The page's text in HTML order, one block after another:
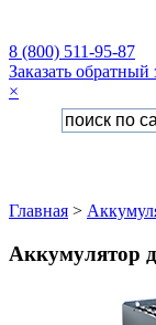
8 (800) 511-95-87
Заказать обратный
×
Главная >
Аккумулятор